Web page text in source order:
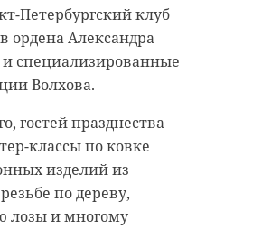
Петербургский клуб
ордена Александра
и специализированные
Волхова.
гостей празднества
классы по ковке
изделий из
по дереву,
лозы и многому
служба губернатора и
Ленинградской
система
области
статьей: